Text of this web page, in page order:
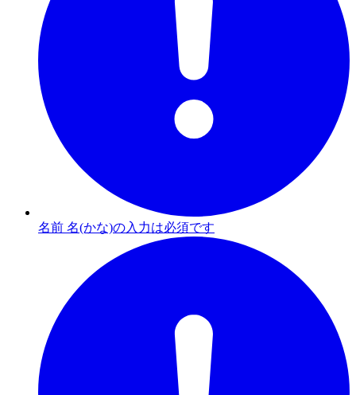
名前 名(かな)の入力は必須です